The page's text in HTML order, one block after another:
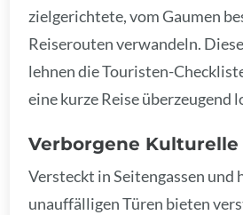
zielgerichtete, vom Gaumen
Reiserouten verwandeln.
lehnen die Touristen-
eine kurze Reise überzeugend
Verborgene
Versteckt in Seitengassen und
unauffälligen Türen bieten